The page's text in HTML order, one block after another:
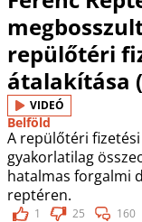
repülőtéri
átalakítása
VIDEÓ
Belföld
A repülőtéri
gyakorlatilag
hatalmas forgalmi
reptéren.
1 25 160